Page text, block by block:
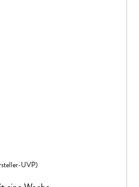
sorgt für geschmeidige
Die Shimano 4-Kolben
Kontrolle. Geeignet für City
durch die gefederte
dich bereit für deine nächste
UVP)